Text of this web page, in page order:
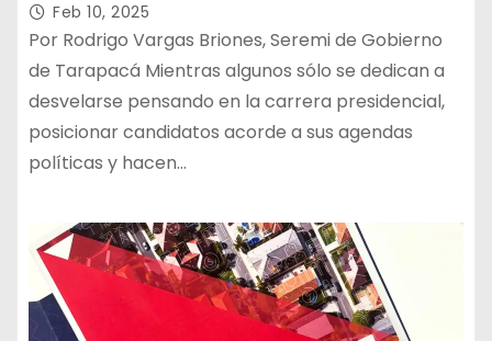
Feb 10, 2025
Por Rodrigo Vargas Briones, Seremi de Gobierno
de Tarapacá Mientras algunos sólo se dedican a
desvelarse pensando en la carrera presidencial,
posicionar candidatos acorde a sus agendas
políticas y hacen…